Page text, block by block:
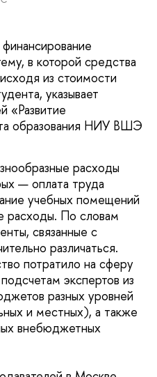
в которой средства
из стоимости
указывает
«Развитие
образования НИУ ВШЭ
расходы
— оплата труда
учебных помещений
расходы. По словам
связанные с
различаться.
потратило на сферу
экспертов из
разных уровней
и местных), а также
внебюджетных